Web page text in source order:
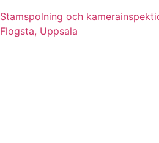
Stamspolning och
Flogsta, Uppsala